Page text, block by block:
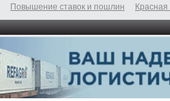
Повышение ставок и пошлин